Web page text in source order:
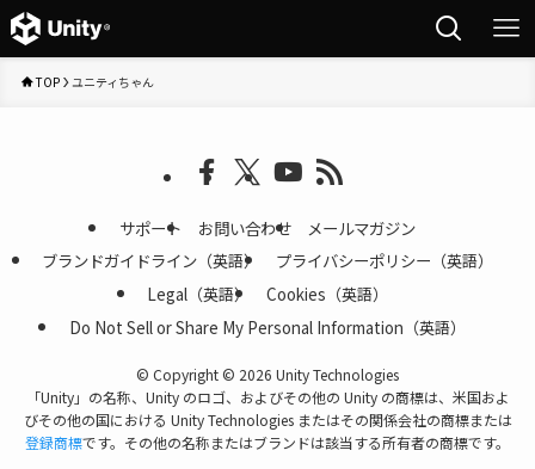
TOP ユニティちゃん
サポート お問い合わせ
メールマガジン
ブランドガイドライン（英語）
プライバシーポリシー（英語）
Legal（英語）
Cookies（英語）
Do Not Sell or Share My Personal Information（英語）
© Copyright © 2026 Unity Technologies
「Unity」の名称、Unity のロゴ、およびその他の Unity の商標は、米国およ
びその他の国における Unity Technologies またはその関係会社の商標または
登録商標です。その他の名称またはブランドは該当する所有者の商標です。